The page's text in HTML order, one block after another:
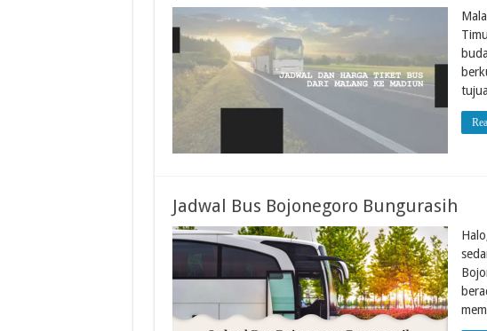
Jadwal Bus Bojonegoro Bungurasih